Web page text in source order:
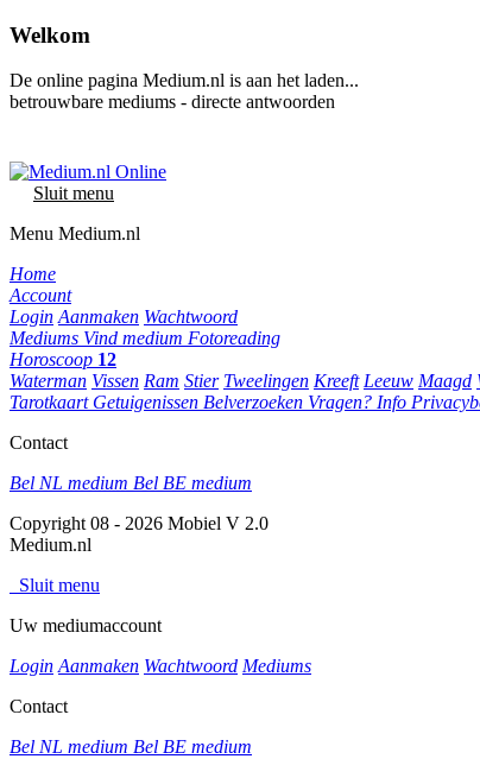
Welkom
De online pagina Medium.nl is aan het laden...
betrouwbare mediums - directe antwoorden
Sluit menu
Menu Medium.nl
Home
Account
Login Aanmaken Wachtwoord
Mediums Vind medium Fotoreading
Horoscoop 12
Waterman Vissen Ram Stier Tweelingen Kreeft Leeuw Maagd
Tarotkaart Getuigenissen Belverzoeken Vragen? Info
Contact
Bel NL medium Bel BE medium
Copyright 08 - 2026 Mobiel V 2.0
Medium.nl
Sluit menu
Uw mediumaccount
Login Aanmaken Wachtwoord Mediums
Contact
Bel NL medium Bel BE medium